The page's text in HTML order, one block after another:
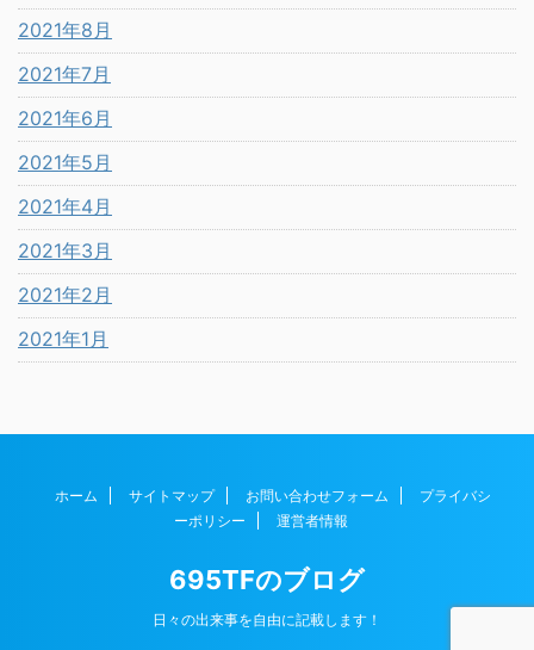
2021年8月
2021年7月
2021年6月
2021年5月
2021年4月
2021年3月
2021年2月
2021年1月
ホーム サイトマップ お問い合わせフォーム
プライバシ
ーポリシー
運営者情報
695TFのブログ
日々の出来事を自由に記載します！